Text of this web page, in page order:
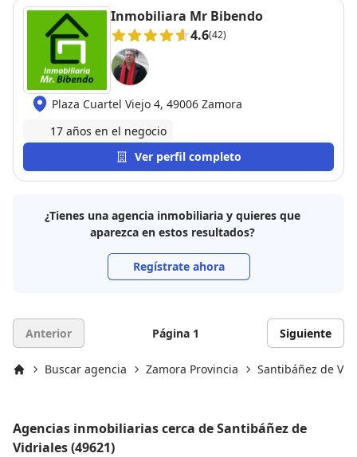
Inmobiliara Mr Bibendo
4.6(42)
Plaza Cuartel Viejo 4, 49006 Zamora
17 años en el negocio
Ver perfil completo
¿Tienes una agencia inmobiliaria y quieres que
aparezca en estos resultados?
Regístrate ahora
Anterior Página 1 Siguiente
Buscar agencia Zamora Provincia Santibáñez de
Agencias inmobiliarias cerca de Santibáñez de
Vidriales (49621)